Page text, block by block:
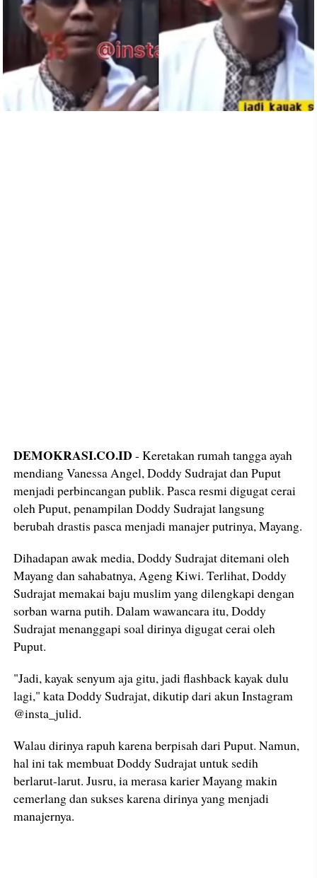
DEMOKRASI.CO.ID - Keretakan rumah tangga ayah
mendiang Vanessa Angel, Doddy Sudrajat dan Puput
menjadi perbincangan publik. Pasca resmi digugat cerai
oleh Puput, penampilan Doddy Sudrajat langsung
berubah drastis pasca menjadi manajer putrinya, Mayang.
Dihadapan awak media, Doddy Sudrajat ditemani oleh
Mayang dan sahabatnya, Ageng Kiwi. Terlihat, Doddy
Sudrajat memakai baju muslim yang dilengkapi dengan
sorban warna putih. Dalam wawancara itu, Doddy
Sudrajat menanggapi soal dirinya digugat cerai oleh
Puput.
"Jadi, kayak senyum aja gitu, jadi flashback kayak dulu
lagi," kata Doddy Sudrajat, dikutip dari akun Instagram
@insta_julid.
Walau dirinya rapuh karena berpisah dari Puput. Namun,
hal ini tak membuat Doddy Sudrajat untuk sedih
berlarut-larut. Jusru, ia merasa karier Mayang makin
cemerlang dan sukses karena dirinya yang menjadi
manajernya.